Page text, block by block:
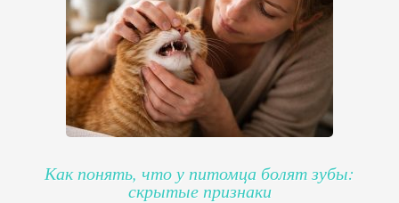
Как понять, что у питомца болят зубы:
скрытые признаки